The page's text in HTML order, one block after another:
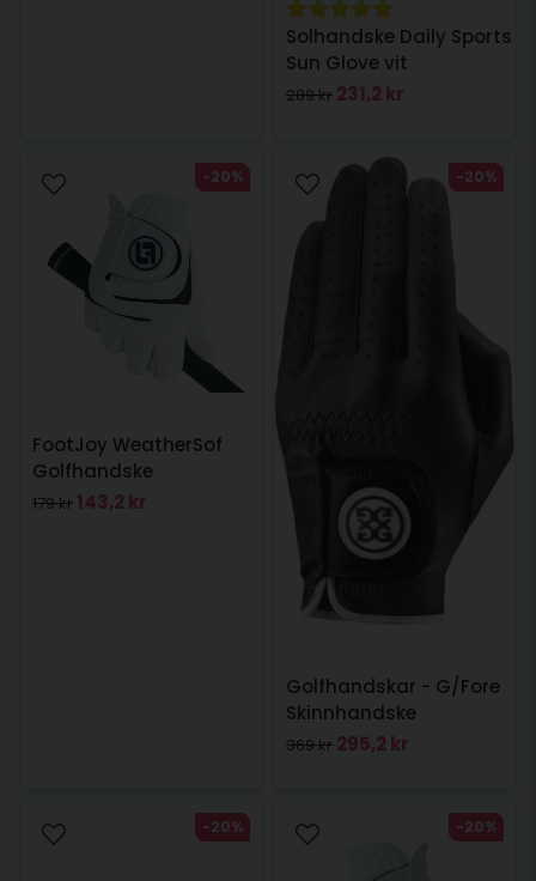
Solhandske Daily Sports
Sun Glove vit
289 kr 231,2 kr
FootJoy WeatherSof
Golfhandske
Högerhand Dam
179 kr 143,2 kr
-20%
Golfhandskar - G/Fore
Skinnhandske
Vänsterhand Svart Dam
369 kr 295,2 kr
-20%
-20% -20%